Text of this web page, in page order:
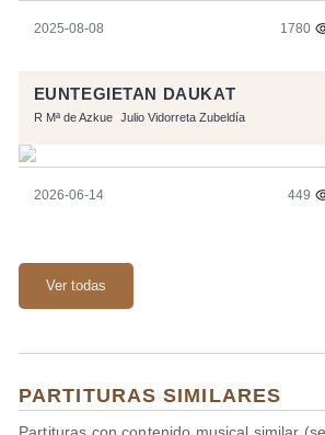
2025-08-08 1780
EUNTEGIETAN DAUKAT
R Mª de Azkue Julio Vidorreta Zubeldía
2026-06-14 449
Ver todas
PARTITURAS SIMILARES